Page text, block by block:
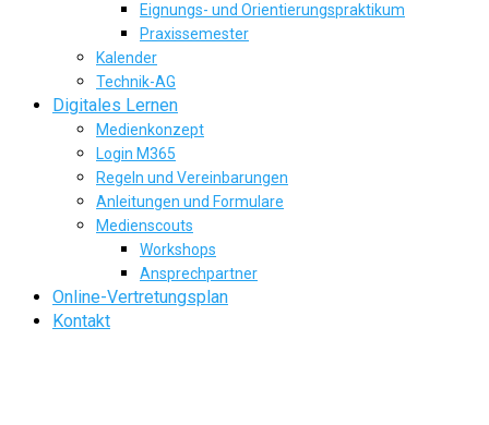
Eignungs- und Orientierungspraktikum
Praxissemester
Kalender
Technik-AG
Digitales Lernen
Medienkonzept
Login M365
Regeln und Vereinbarungen
Anleitungen und Formulare
Medienscouts
Workshops
Ansprechpartner
Online-Vertretungsplan
Kontakt